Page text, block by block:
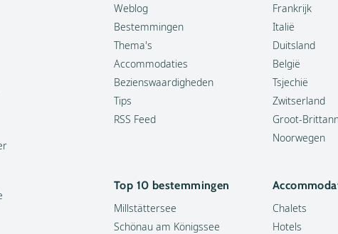
Weblog
Bestemmingen
Thema's
Accommodaties
Bezienswaardigheden
Tips
RSS Feed
Frankrijk
Italië
Duitsland
België
Tsjechië
Zwitserland
Groot-
Noorwegen
Top 10 bestemmingen
Millstättersee
Schönau am Königssee
Chalets
Hotels